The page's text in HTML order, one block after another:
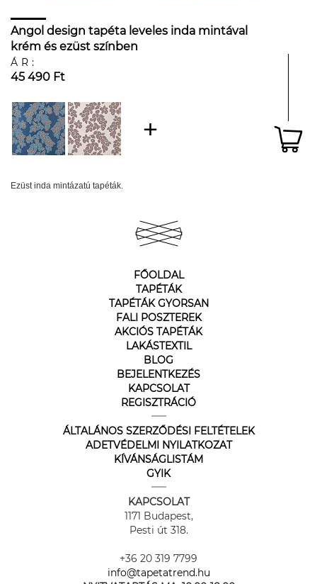
Angol design tapéta leveles inda mintával
krém és ezüst színben
ÁR:
45 490 Ft
Ezüst inda mintázatú tapéták.
FŐOLDAL
TAPÉTÁK
TAPÉTÁK GYORSAN
FALI POSZTEREK
AKCIÓS TAPÉTÁK
LAKÁSTEXTIL
BLOG
BEJELENTKEZÉS
KAPCSOLAT
REGISZTRÁCIÓ
ÁLTALÁNOS SZERZŐDÉSI FELTÉTELEK
ADETVÉDELMI NYILATKOZAT
KÍVÁNSÁGLISTÁM
GYIK
KAPCSOLAT
1171 Budapest,
Pesti út 318.
+36 20 319 7799
info@tapetatrend.hu